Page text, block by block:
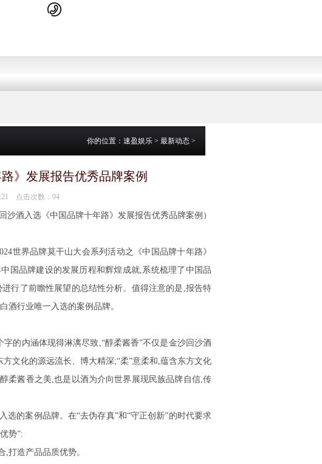
你的位置： 速盈娱乐 > 最新动态 >
》发展报告优秀品牌案例
点击次数：94
沙酒入选《中国品牌十年路》发展报告优秀品牌案例）
世界品牌莫干山大会系列活动之《中国品牌十年路》
国品牌建设的发展历程和辉煌成就,系统梳理了中国品
行了前瞻性展望的总结性分析。值得注意的是,报告特
酒行业唯一入选的案例品牌。
的内涵体现得淋漓尽致,“醇柔酱香”不仅是金沙回沙酒
文化的源远流长、博大精深;“柔”意柔和,蕴含东方文化
柔酱香之美,也是以酒为介向世界展现民族品牌自信,传
的案例品牌。在“去伪存真”和“守正创新”的时代要求
势”:
打造产品品质优势。